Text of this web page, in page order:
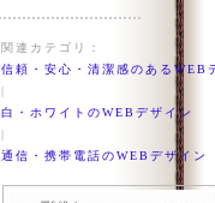
関連カテゴリ：
信頼・安心・清潔感のあるWEB
|
白・ホワイトのWEBデザイン
|
通信・携帯電話のWEBデザイン